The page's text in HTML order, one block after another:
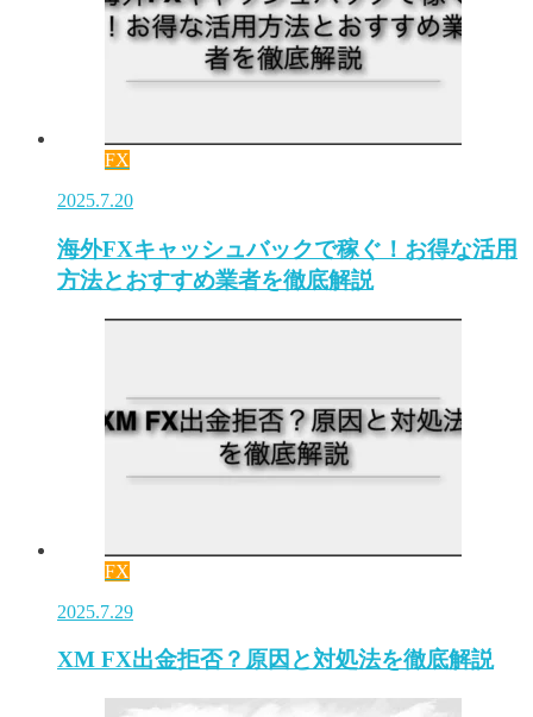
FX
2025.7.20
海外FXキャッシュバックで稼ぐ！お得な活用
方法とおすすめ業者を徹底解説
FX
2025.7.29
XM FX出金拒否？原因と対処法を徹底解説